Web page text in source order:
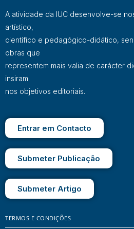
A atividade da IUC desenvolve-se
artístico,
científico e pedagógico-didático,
obras que
representem mais valia de carácter
insiram
nos objetivos editoriais.
Entrar em Contacto
Submeter Publicação
Submeter Artigo
TERMOS E CONDIÇÕES